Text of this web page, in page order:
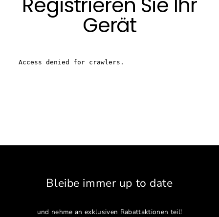
Gerät
Bleibe immer up to date
und nehme an exklusiven Rabattaktionen teil!